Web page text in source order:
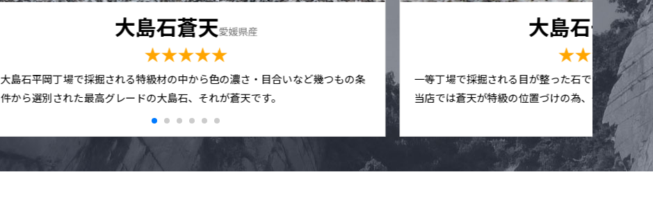
大島石蒼天愛媛県産
★★★★★
大島石平岡丁場で採掘される特級材の中から色の濃さ・目合いなど幾つもの条
件から選別された最高グレードの大島石、それが蒼天です。
大島石一等愛
★★★★☆
一等丁場で採掘される目が整った石です。他店で
当店では蒼天が特級の位置づけの為、一等として